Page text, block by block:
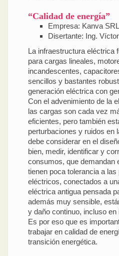
“Calidad de energía”
Empresa: Kanva
Disertante: Ing.
La infraestructura eléctrica
para cargas lineales,
incandescentes,
sencillos y bastantes
generación eléctrica con
Con el advenimiento de la
las cargas son cada vez
eficientes, pero también
perturbaciones y ruidos en
debe considerar en el
bien, medir, identificar y
consumos, que demandan
tienen poca tolerancia a
eléctricos, conectados a
eléctrica antigua pensada
además muy sensible,
y daño continuo, incluso
Es por eso que es
trabajar en calidad de
transición energética.